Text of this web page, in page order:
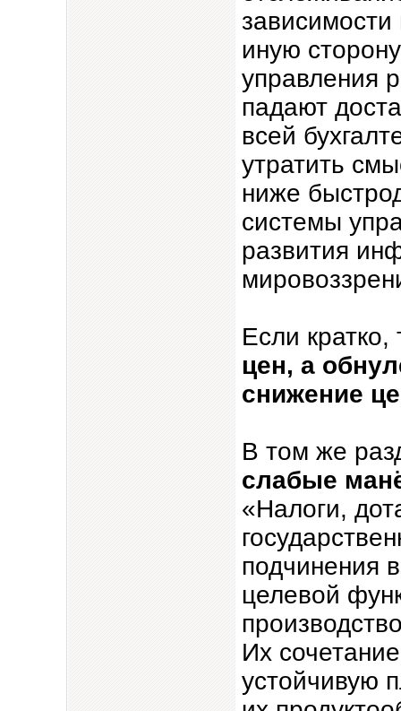
зависимости
иную
управления
падают
всей
утратить
ниже
системы
развития
Если кратко,
цен, а
снижение
В том же
слабые
«Налоги,
подчинения
целевой
Их
устойчивую